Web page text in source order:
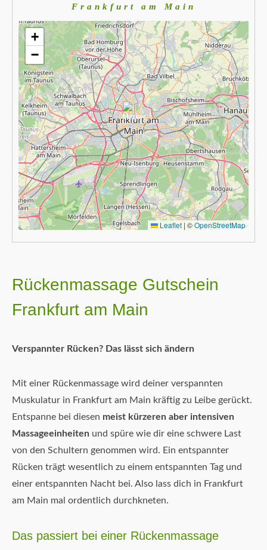
Frankfurt am Main
+
−
Leaflet |©OpenStreetMap
Rückenmassage Gutschein
Frankfurt am Main
Verspannter Rücken? Das lässt sich ändern
Mit einer Rückenmassage wird deiner verspannten
Muskulatur in Frankfurt am Main kräftig zu Leibe gerückt.
Entspanne bei diesen meist kürzeren aber intensiven
Massageeinheiten und spüre wie dir eine schwere Last
von den Schultern genommen wird. Ein entspannter
Rücken trägt wesentlich zu einem entspannten Tag und
einer entspannten Nacht bei. Also lass dich in Frankfurt
am Main mal ordentlich durchkneten.
Das passiert bei einer Rückenmassage